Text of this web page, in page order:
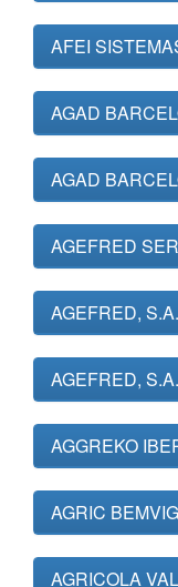
AFEI
AGAD
AGAD
AGEFRED
AGEFRED, S.A.
AGEFRED, S.A.
AGGREKO
AGRIC
AGRICOLA